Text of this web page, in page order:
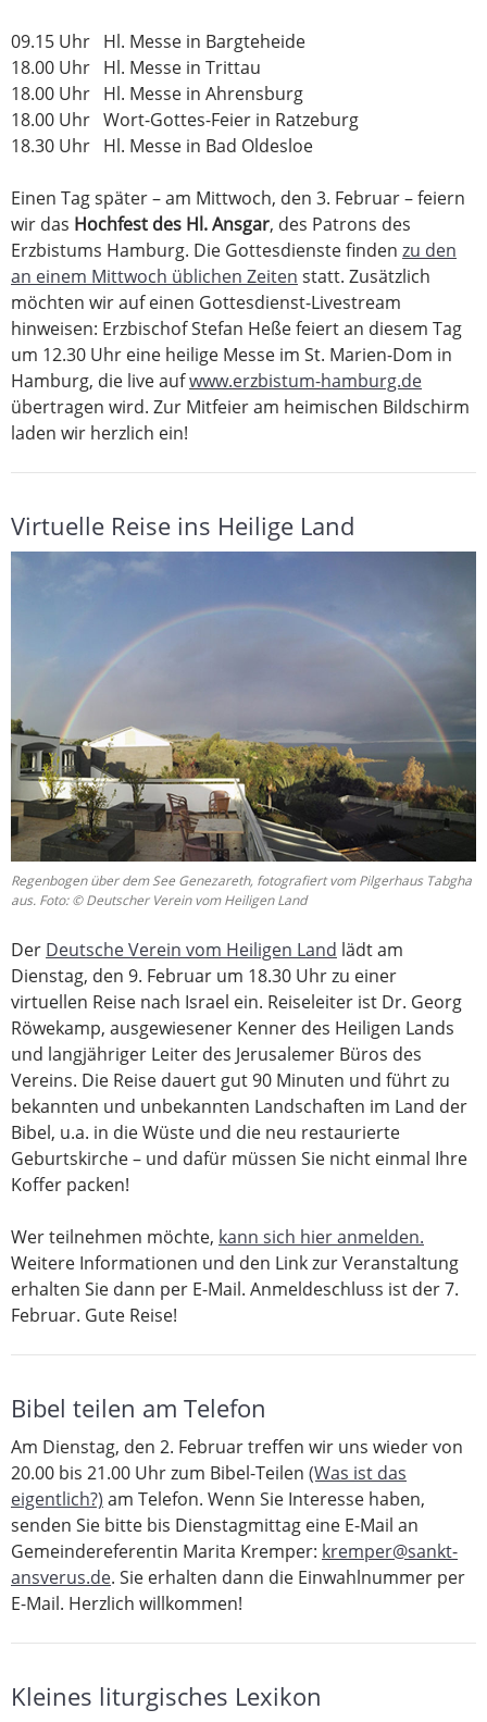
09.15 Uhr Hl. Messe in Bargteheide
18.00 Uhr Hl. Messe in Trittau
18.00 Uhr Hl. Messe in Ahrensburg
18.00 Uhr Wort-Gottes-Feier in Ratzeburg
18.30 Uhr Hl. Messe in Bad Oldesloe
Einen Tag später – am Mittwoch, den 3. Februar – feiern
wir das Hochfest des Hl. Ansgar, des Patrons des
Erzbistums Hamburg. Die Gottesdienste finden zu den
an einem Mittwoch üblichen Zeiten statt. Zusätzlich
möchten wir auf einen Gottesdienst-Livestream
hinweisen: Erzbischof Stefan Heße feiert an diesem Tag
um 12.30 Uhr eine heilige Messe im St. Marien-Dom in
Hamburg, die live aufwww.erzbistum-hamburg.de
übertragen wird. Zur Mitfeier am heimischen Bildschirm
laden wir herzlich ein!
Virtuelle Reise ins Heilige Land
Regenbogen über dem See Genezareth, fotografiert vom Pilgerhaus Tabgha
aus. Foto: © Deutscher Verein vom Heiligen Land
Der Deutsche Verein vom Heiligen Land lädt am
Dienstag, den 9. Februar um 18.30 Uhr zu einer
virtuellen Reise nach Israel ein. Reiseleiter ist Dr. Georg
Röwekamp, ausgewiesener Kenner des Heiligen Lands
und langjähriger Leiter des Jerusalemer Büros des
Vereins. Die Reise dauert gut 90 Minuten und führt zu
bekannten und unbekannten Landschaften im Land der
Bibel, u.a. in die Wüste und die neu restaurierte
Geburtskirche – und dafür müssen Sie nicht einmal Ihre
Koffer packen!
Wer teilnehmen möchte, kann sich hier anmelden.
Weitere Informationen und den Link zur Veranstaltung
erhalten Sie dann per E-Mail. Anmeldeschluss ist der 7.
Februar. Gute Reise!
Bibel teilen am Telefon
Am Dienstag, den 2. Februar treffen wir uns wieder von
20.00 bis 21.00 Uhr zum Bibel-Teilen (Was ist das
eigentlich?) am Telefon. Wenn Sie Interesse haben,
senden Sie bitte bis Dienstagmittag eine E-Mail an
Gemeindereferentin Marita Kremper: kremper@sankt-
ansverus.de. Sie erhalten dann die Einwahlnummer per
E-Mail. Herzlich willkommen!
Kleines liturgisches Lexikon